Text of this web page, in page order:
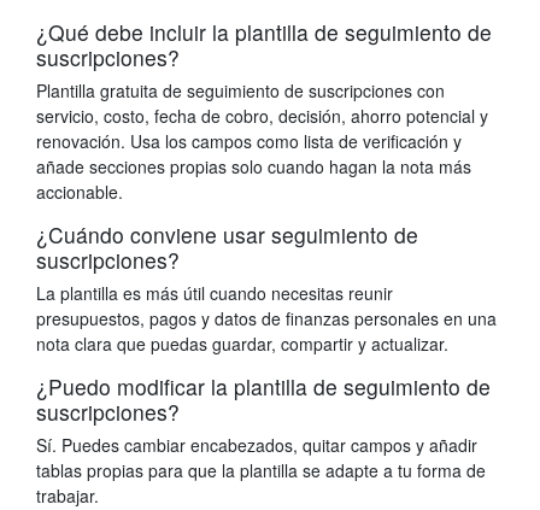
¿Qué debe incluir la plantilla de seguimiento de
suscripciones?
Plantilla gratuita de seguimiento de suscripciones con
servicio, costo, fecha de cobro, decisión, ahorro potencial y
renovación. Usa los campos como lista de verificación y
añade secciones propias solo cuando hagan la nota más
accionable.
¿Cuándo conviene usar seguimiento de
suscripciones?
La plantilla es más útil cuando necesitas reunir
presupuestos, pagos y datos de finanzas personales en una
nota clara que puedas guardar, compartir y actualizar.
¿Puedo modificar la plantilla de seguimiento de
suscripciones?
Sí. Puedes cambiar encabezados, quitar campos y añadir
tablas propias para que la plantilla se adapte a tu forma de
trabajar.